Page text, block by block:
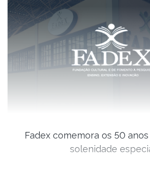
Fadex comemora os 50
solenidade